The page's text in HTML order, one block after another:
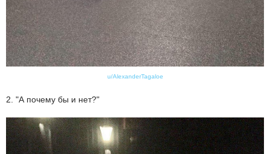
u/AlexanderTagaloe
2. "А почему бы и нет?"